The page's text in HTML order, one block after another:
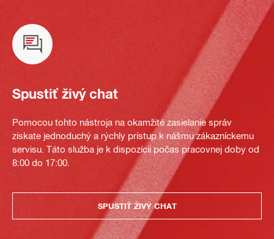
Spustiť živý chat
Pomocou tohto nástroja na okamžité zasielanie správ
získate jednoduchý a rýchly prístup k nášmu zákazníckemu
servisu. Táto služba je k dispozícii počas pracovnej doby od
8:00 do 17:00.
SPUSTIŤ ŽIVÝ CHAT